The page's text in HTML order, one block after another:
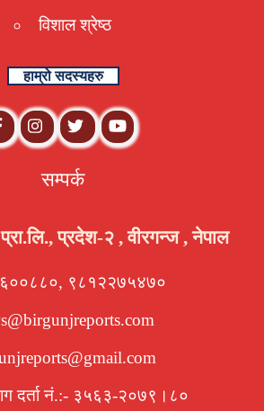
विशाल श्रेष्ठ
हाम्रो सदस्यहरु
सम्पर्क
प्रा.लि., प्रदेश-२ , वीरगन्ज , नेपाल
९८१२२७५४७०
दर्ता नं.:- ३५६३-२०७९।८०